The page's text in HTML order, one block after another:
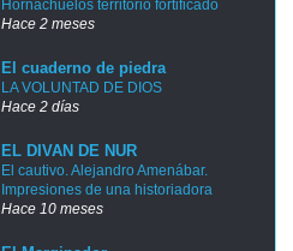
Hornachuelos territorio fortificado
Hace 2 meses
El cuaderno de piedra
LA VOLUNTAD DE DIOS
Hace 2 días
EL DIVAN DE NUR
El cautivo. Alejandro Amenábar.
Impresiones de una historiadora
Hace 10 meses